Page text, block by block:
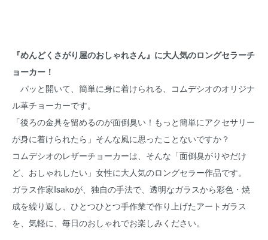
『めんどくさがり屋のおしゃれさん』に大人気のロングセラーチ
ョーカー！
パッと開いて、簡単に身に着けられる、コムデシオのオリジナ
ル革チョーカーです。
「後ろの金具を留めるのが面倒臭い！もっと簡単にアクセサリー
が身に着けられたら」そんな風に思ったことないですか？
コムデシオのレザーチョーカーは、そんな「面倒臭がりやだけ
ど、おしゃれしたい」女性に大人気のロングセラー作品です。
ガラス作家Isakoが、独自の手法で、透明なガラスから彩色・焼
成を繰り返し、ひとつひとつ手作業で作り上げたアートガラス
を、気軽に、毎日のおしゃれでお楽しみください。